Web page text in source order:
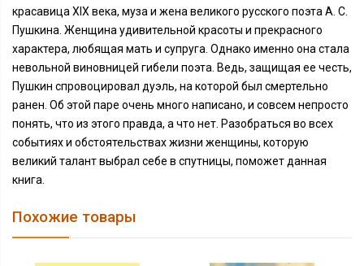
красавица XIX века, муза и жена великого русского поэта А. С.
Пушкина. Женщина удивительной красоты и прекрасного
характера, любящая мать и супруга. Однако именно она стала
невольной виновницей гибели поэта. Ведь, защищая ее честь,
Пушкин спровоцировал дуэль, на которой был смертельно
ранен. Об этой паре очень много написано, и совсем непросто
понять, что из этого правда, а что нет. Разобраться во всех
событиях и обстоятельствах жизни женщины, которую
великий талант выбрал себе в спутницы, поможет данная
книга.
Похожие товары